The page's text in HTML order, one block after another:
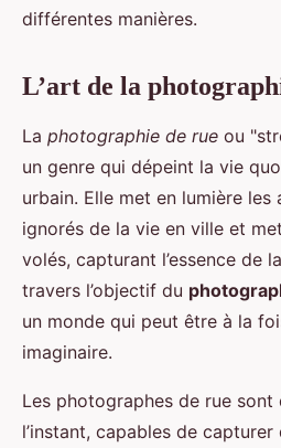
différentes manières.
L’art de la
La photographie de rue ou
un genre qui dépeint la vie
urbain. Elle met en lumière les
ignorés de la vie en ville et
volés, capturant l’essence de
travers l’objectif du
un monde qui peut être à la
imaginaire.
Les photographes de rue
l’instant, capables de